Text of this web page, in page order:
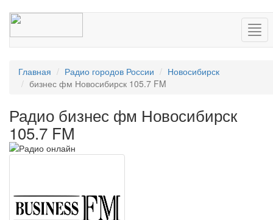
Главная Радио городов России
Новосибирск
бизнес фм Новосибирск 105.7 FM
Радио бизнес фм Новосибирск
105.7 FM